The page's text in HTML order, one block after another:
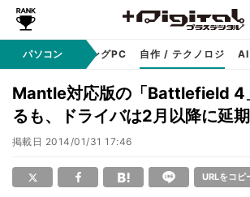
パソコン
PC本体 ゲーミングPC 自作 / テクノロジ
Mantle対応版の「Battlefield 4
るも、ドライバは2月以降に延期
掲載日 2014/01/31 17:46
URLをコピ